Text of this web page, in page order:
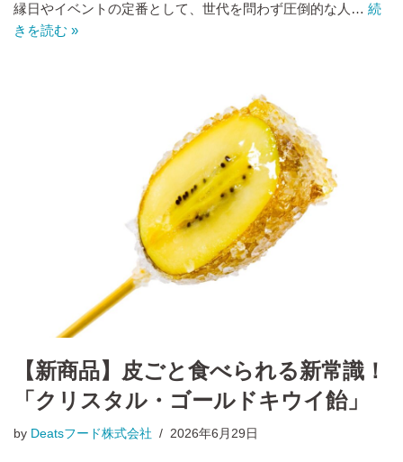
縁日やイベントの定番として、世代を問わず圧倒的な人… 続
きを読む »
【新商品】皮ごと食べられる新常識！
「クリスタル・ゴールドキウイ飴」
by Deatsフード株式会社 2026年6月29日